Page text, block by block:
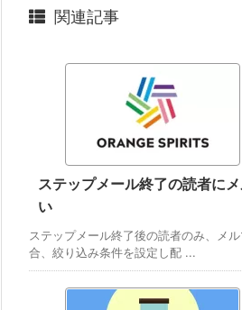
関連記事
ステップメール終了の読者に
い
ステップメール終了後の読者のみ、メ
合、絞り込み条件を設定し配 ...